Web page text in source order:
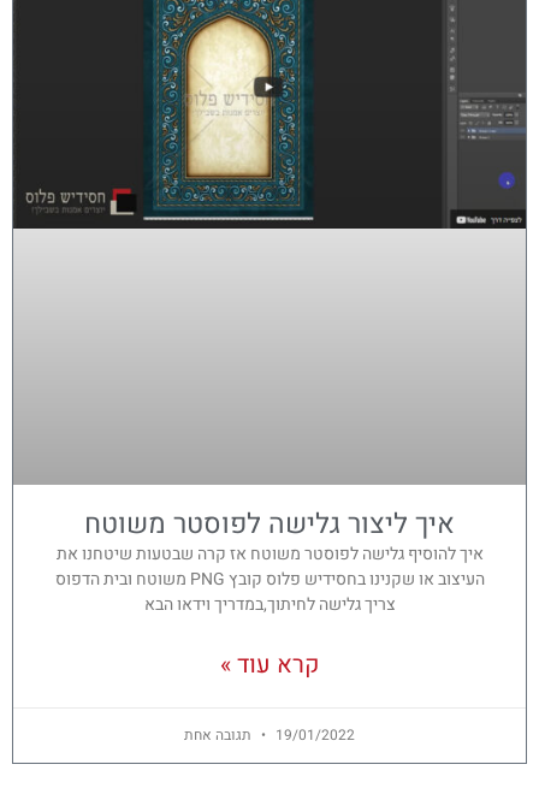
איך ליצור גלישה לפוסטר משוטח
איך להוסיף גלישה לפוסטר משוטח אז קרה שבטעות שיטחנו את
העיצוב או שקנינו בחסידיש פלוס קובץ PNG משוטח ובית הדפוס
צריך גלישה לחיתוך,במדריך וידאו הבא
קרא עוד »
19/01/2022 תגובה אחת